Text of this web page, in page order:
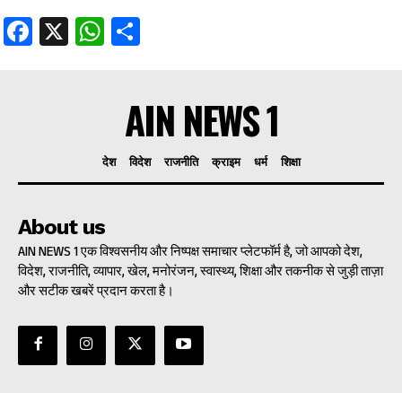
Facebook
X WhatsApp
AIN NEWS 1
देश विदेश राजनीति क्राइम धर्म शिक्षा
About us
AIN NEWS 1 एक विश्वसनीय और निष्पक्ष समाचार प्लेटफॉर्म है, जो आपको देश,
विदेश, राजनीति, व्यापार, खेल, मनोरंजन, स्वास्थ्य, शिक्षा और तकनीक से जुड़ी ताज़ा
और सटीक खबरें प्रदान करता है।